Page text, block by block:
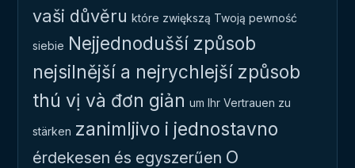
vaši důvěru które zwiększą Twoją pewność
siebie Nejjednodušší způsob
nejsilnější a nejrychlejší způsob
thú vị và đơn giản um Ihr Vertrauen zu
stärken zanimljivo i jednostavno
érdekesen és egyszerűen Ο